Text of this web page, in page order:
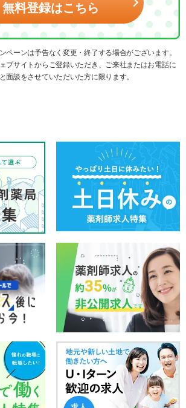
無料登録はこちら
ペーンは予告なく変更・終了する場合がございます。
ブサイトからご登録いただき、ご来社またはお電話に
面談をさせていただいた方に限ります。